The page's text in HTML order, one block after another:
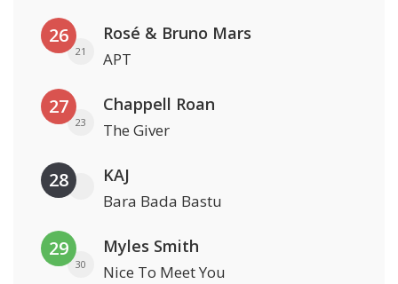
26
21
Rosé & Bruno Mars
APT
27
23
Chappell Roan
The Giver
28 KAJ
Bara Bada Bastu
29
30
Myles Smith
Nice To Meet You